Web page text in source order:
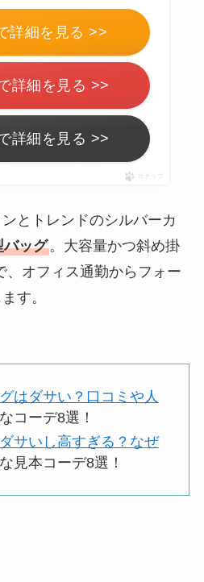
詳細を見る >>
詳細を見る >>
詳細を見る >>
ポチップ
とトレンドのシルバーカ
バッグ。大容量かつ斜め掛
、オフィス通勤からフォー
す。
はダサい？口コミや人
コーデ8選！
サいし高すぎる？なぜ
見本コーデ8選！